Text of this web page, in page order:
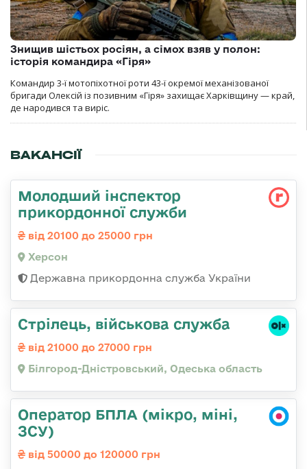
Знищив шістьох росіян, а сімох взяв у полон:
історія командира «Гіря»
Командир 3-ї мотопіхотної роти 43-ї окремої механізованої
бригади Олексій із позивним «Гіря» захищає Харківщину — край,
де народився та виріс.
ВАКАНСІЇ
Молодший інспектор
прикордонної служби
від 20100 до 25000 грн
Херсон
Державна прикордонна служба України
Стрілець, військова служба
від 21000 до 27000 грн
Білгород-Дністровський, Одеська область
Оператор БПЛА (мікро, міні,
ЗСУ)
від 50000 до 120000 грн